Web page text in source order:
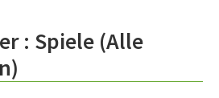
: Spiele (Alle